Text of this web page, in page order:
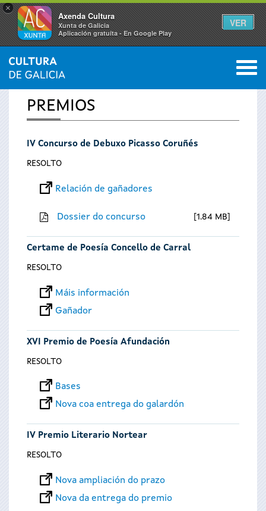
×
Axenda Cultura
Xunta de Galicia
Aplicación gratuíta - En Google Play
VER
Vostede
está
aquí
INICIO 0
PREMIOS
IV Concurso de Debuxo Picasso Coruñés
RESOLTO
Relación de gañadores
Dossier do concurso 1.84 MB
Certame de Poesía Concello de Carral
RESOLTO
Máis información
Gañador
XVI Premio de Poesía Afundación
RESOLTO
Bases
Nova coa entrega do galardón
IV Premio Literario Nortear
RESOLTO
Nova ampliación do prazo
Nova da entrega do premio